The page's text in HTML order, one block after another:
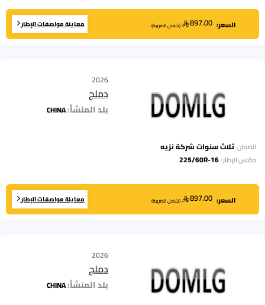
السعر: 897.00
(شامل الضريبة) معاينة مواصفات الإطار
2026
دملج
بلد المنشأ:CHINA
الضمان:ثلاث سنوات شركة نزيه
مقاس الإطار:
225/60R-16
السعر: 897.00
(شامل الضريبة) معاينة مواصفات الإطار
2026
دملج
بلد المنشأ:CHINA